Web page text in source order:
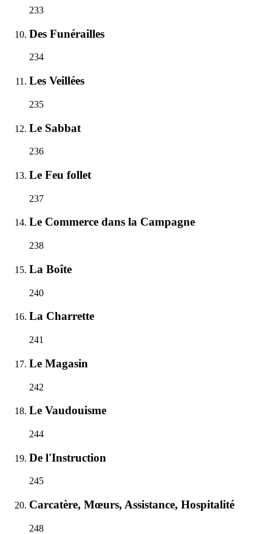
233
Des Funérailles
234
Les Veillées
235
Le Sabbat
236
Le Feu follet
237
Le Commerce dans la Campagne
238
La Boîte
240
La Charrette
241
Le Magasin
242
Le Vaudouisme
244
De l'Instruction
245
Carcatère, Mœurs, Assistance, Hospitalité
248